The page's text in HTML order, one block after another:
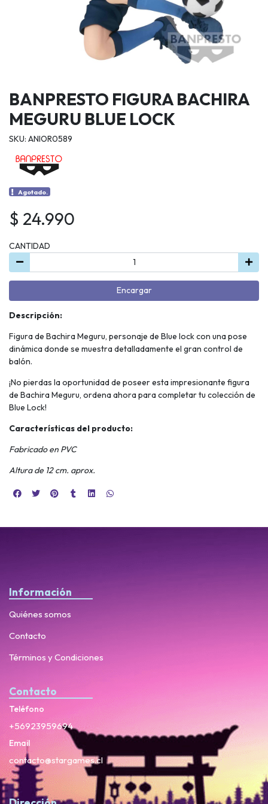
BANPRESTO FIGURA BACHIRA
MEGURU BLUE LOCK
SKU: ANIOR0589
Agotado.
$ 24.990
CANTIDAD
Encargar
Descripción:
Figura de Bachira Meguru, personaje de Blue lock con una pose
dinámica donde se muestra detalladamente el gran control de
balón.
¡No pierdas la oportunidad de poseer esta impresionante figura
de Bachira Meguru, ordena ahora para completar tu colección de
Blue Lock!
Características del producto:
Fabricado en PVC
Altura de 12 cm. aprox.
Información
Quiénes somos
Contacto
Términos y Condiciones
Contacto
Teléfono
+56923959694
Email
contacto@stargames.cl